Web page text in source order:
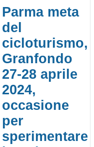
Parma meta
del
cicloturismo,
Granfondo
27-28 aprile
2024,
occasione
per
sperimentare